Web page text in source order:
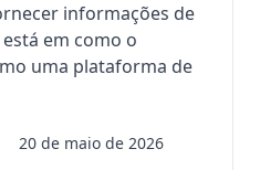
informações de
em como o
uma plataforma de
20 de maio de 2026